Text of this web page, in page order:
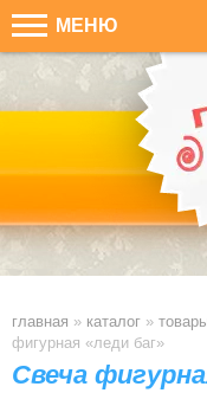
МЕНЮ
главная » каталог »
фигурная «леди баг»
Свеча